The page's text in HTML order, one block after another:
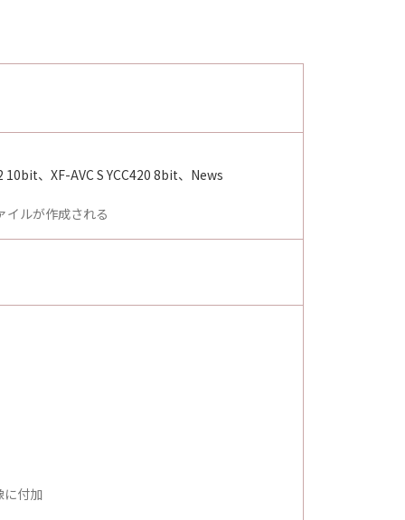
10bit、XF-AVC S YCC420 8bit、News
イルが作成される
に付加